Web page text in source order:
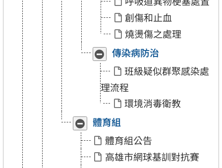
訓
練」
訓
練」 創傷和止血
燒燙傷之處理
收
合
「傳
染
病
防
治」
展
開
「傳
染
病
防
治」
傳染病防治
班級疑似群聚感染處
理流程
環境消毒衛教
收
合
「體
組」
展
開
「體
組」
體育組
體育組公告
高雄市網球基訓對抗賽